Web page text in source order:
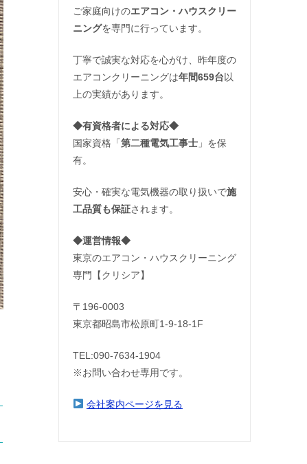
ご家庭向けのエアコン・ハウスクリー
ニングを専門に行っています。
丁寧で誠実な対応を心がけ、昨年度の
エアコンクリーニングは年間659台以
上の実績があります。
◆有資格者による対応◆
国家資格「第二種電気工事士 」を保
有。
安心・確実な電気機器の取り扱いで施
工品質も保証されます。
◆運営情報◆
東京のエアコン・ハウスクリーニング
専門【クリシア】
〒196-0003
東京都昭島市松原町1-9‐18‐1F
TEL:090-7634-1904
※お問い合わせ専用です。
会社案内ページを見る